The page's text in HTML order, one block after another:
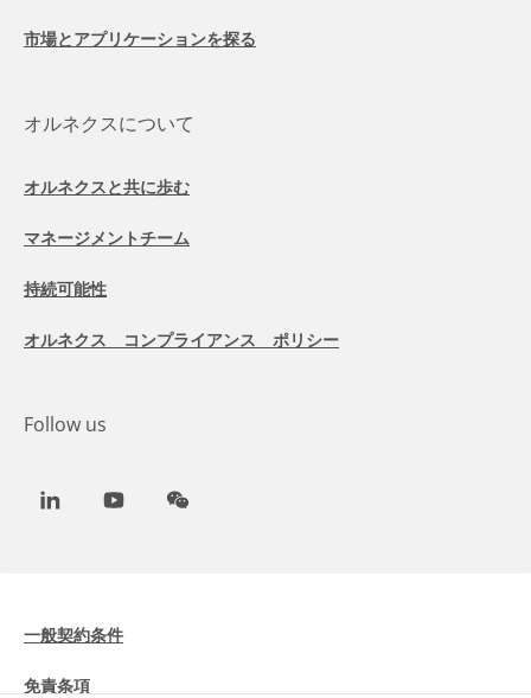
市場とアプリケーションを探る
オルネクスについて
オルネクスと共に歩む
マネージメントチーム
持続可能性
オルネクス コンプライアンス ポリシー
Follow us
LinkedInYoutubeWeChat
一般契約条件
免責条項